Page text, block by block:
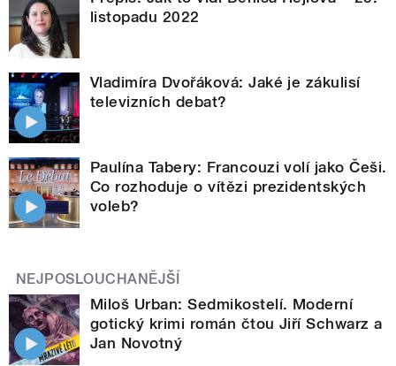
listopadu 2022
Vladimíra Dvořáková: Jaké je zákulisí
televizních debat?
Paulína Tabery: Francouzi volí jako Češi.
Co rozhoduje o vítězi prezidentských
voleb?
NEJPOSLOUCHANĚJŠÍ
Miloš Urban: Sedmikostelí. Moderní
gotický krimi román čtou Jiří Schwarz a
Jan Novotný